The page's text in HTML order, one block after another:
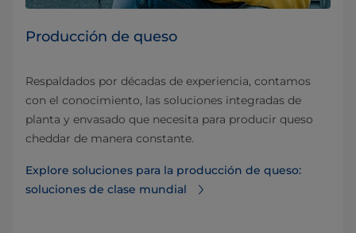
Producción de queso
Respaldados por décadas de experiencia, contamos
con el conocimiento, las soluciones integradas de
planta y envasado que necesita para producir queso
cheddar de manera constante.
Explore soluciones para la producción de queso:
soluciones de clase mundial